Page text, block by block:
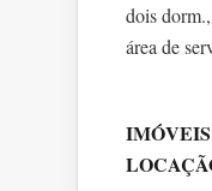
dois
área de